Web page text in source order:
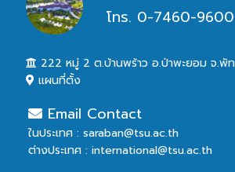
โทร. 0-7460-9600
222 หมู่ 2 ต.บ้านพร้าว อ.ป่าพะยอม จ.พั
แผนที่ตั้ง
Email Contact
ในประเทศ : saraban@tsu.ac.th
ต่างประเทศ : international@tsu.ac.th